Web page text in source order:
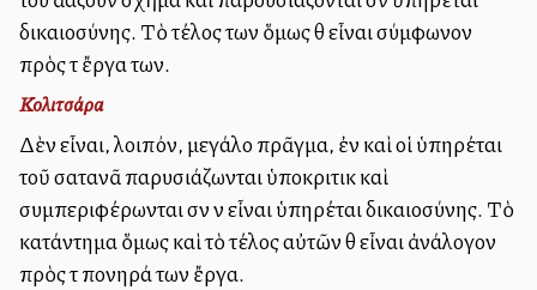
δικαιοσύνης. Τὸ τέλος των ὅμως θὰ εἶναι σύμφωνον
πρὸς τὰ ἔργα των.
Κολιτσάρα
Δὲν εἶναι, λοιπόν, μεγάλο πρᾶγμα, ἐὰν καὶ οἱ ὑπηρέται
τοῦ σατανᾶ παρυσιάζωνται ὑποκριτικὰ καὶ
συμπεριφέρωνται σὰν νὰ εἶναι ὑπηρέται δικαιοσύνης. Τὸ
κατάντημα ὅμως καὶ τὸ τέλος αὐτῶν θὰ εἶναι ἀνάλογον
πρὸς τὰ πονηρά των ἔργα.